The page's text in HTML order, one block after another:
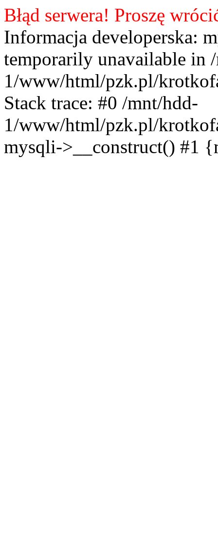
Błąd serwera! Proszę
Informacja developerska:
temporarily unavailable in
1/www/html/pzk.pl/
Stack trace: #0 /mnt/hdd-
1/www/html/pzk.pl/
mysqli->__construct() #1